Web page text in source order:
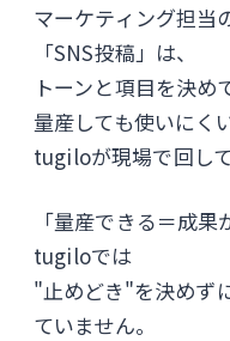
マーケティング担当
「SNS投稿」は、
トーンと項目を決め
量産しても使いにく
tugiloが現場で回し
「量産できる＝成果
tugiloでは
"止めどき"を決めず
ていません。